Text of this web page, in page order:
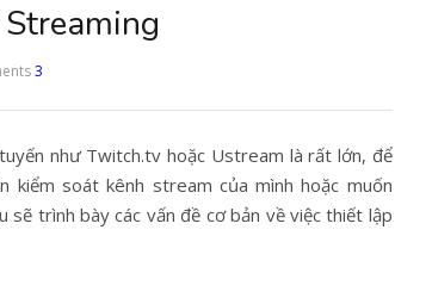
3
như Twitch.tv hoặc Ustream là rất lớn, để
soát kênh stream của mình hoặc muốn
trình bày các vấn đề cơ bản về việc thiết lập